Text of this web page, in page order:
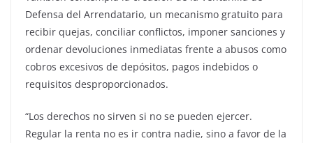
Defensa del Arrendatario, un mecanismo gratuito para
recibir quejas, conciliar conflictos, imponer sanciones y
ordenar devoluciones inmediatas frente a abusos como
cobros excesivos de depósitos, pagos indebidos o
requisitos desproporcionados.
“Los derechos no sirven si no se pueden ejercer.
Regular la renta no es ir contra nadie, sino a favor de la